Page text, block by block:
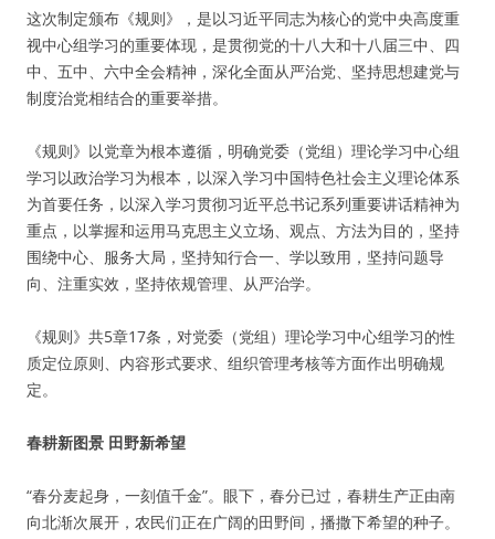
这次制定颁布《规则》，是以习近平同志为核心的党中央高度重
视中心组学习的重要体现，是贯彻党的十八大和十八届三中、四
中、五中、六中全会精神，深化全面从严治党、坚持思想建党与
制度治党相结合的重要举措。
《规则》以党章为根本遵循，明确党委（党组）理论学习中心组
学习以政治学习为根本，以深入学习中国特色社会主义理论体系
为首要任务，以深入学习贯彻习近平总书记系列重要讲话精神为
重点，以掌握和运用马克思主义立场、观点、方法为目的，坚持
围绕中心、服务大局，坚持知行合一、学以致用，坚持问题导
向、注重实效，坚持依规管理、从严治学。
《规则》共5章17条，对党委（党组）理论学习中心组学习的性
质定位原则、内容形式要求、组织管理考核等方面作出明确规
定。
春耕新图景 田野新希望
“春分麦起身，一刻值千金”。眼下，春分已过，春耕生产正由南
向北渐次展开，农民们正在广阔的田野间，播撒下希望的种子。